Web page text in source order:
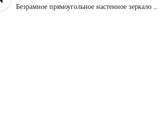
Безрамное прямоугольное настенное зеркало для ванной комнаты со светодиодной подсветкой